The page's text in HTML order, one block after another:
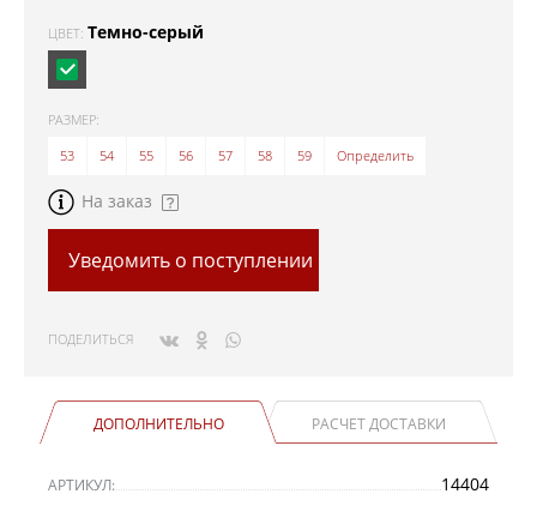
ЦВЕТ: Темно-серый
РАЗМЕР:
53
54 55 56 57 58 59 Определить
На заказ
Уведомить о поступлении
ПОДЕЛИТЬСЯ
ДОПОЛНИТЕЛЬНО РАСЧЕТ ДОСТАВКИ
АРТИКУЛ: 14404